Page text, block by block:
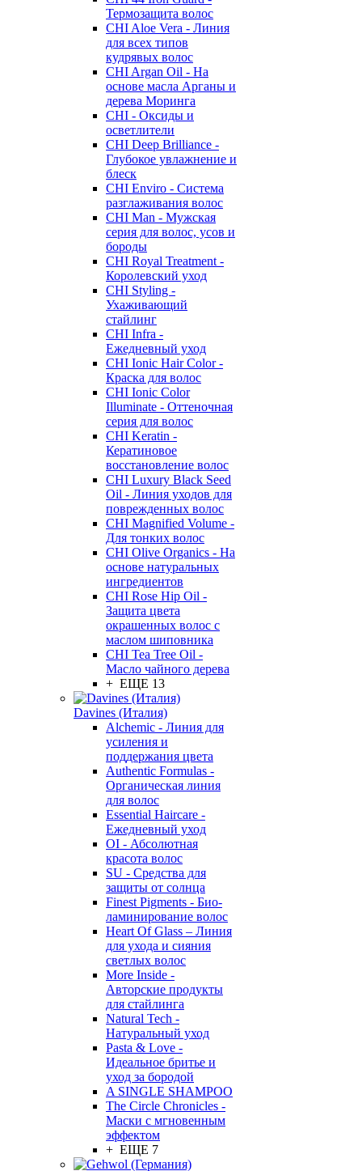
Термозащита волос
CHI Aloe Vera - Линия
для всех типов
кудрявых волос
CHI Argan Oil - На
основе масла Арганы и
дерева Моринга
CHI - Оксиды и
осветлители
CHI Deep Brilliance -
Глубокое увлажнение и
блеск
CHI Enviro - Система
разглаживания волос
CHI Man - Мужская
серия для волос, усов и
бороды
CHI Royal Treatment -
Королевский уход
CHI Styling -
Ухаживающий
стайлинг
CHI Infra -
Ежедневный уход
CHI Ionic Hair Color -
Краска для волос
CHI Ionic Color
Illuminate - Оттеночная
серия для волос
CHI Keratin -
Кератиновое
восстановление волос
CHI Luxury Black Seed
Oil - Линия уходов для
поврежденных волос
CHI Magnified Volume -
Для тонких волос
CHI Olive Organics - На
основе натуральных
ингредиентов
CHI Rose Hip Oil -
Защита цвета
окрашенных волос с
маслом шиповника
CHI Tea Tree Oil -
Масло чайного дерева
+ ЕЩЕ 13
Davines (Италия)
Alchemic - Линия для
усиления и
поддержания цвета
Authentic Formulas -
Органическая линия
для волос
Essential Haircare -
Eжедневный уход
OI - Абсолютная
красота волос
SU - Средства для
защиты от солнца
Finest Pigments - Био-
ламинирование волос
Heart Of Glass – Линия
для ухода и сияния
светлых волос
More Inside -
Авторские продукты
для стайлинга
Natural Tech -
Натуральный уход
Pasta & Love -
Идеальное бритье и
уход за бородой
A SINGLE SHAMPOO
The Circle Chronicles -
Маски с мгновенным
эффектом
+ ЕЩЕ 7